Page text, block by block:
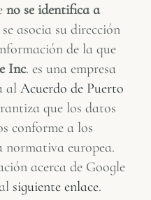
no se identifica a
asocia su dirección
de la que
Inc. es una empresa
al Acuerdo de Puerto
que los datos
conforme a los
normativa europea.
acerca de Google
siguiente enlace.